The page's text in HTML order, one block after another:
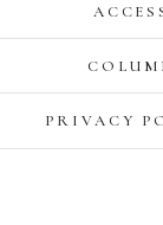
PRIVACY